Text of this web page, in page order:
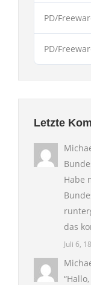
PD/
PD/
Letzte
Habe
das
Juli 6,
“